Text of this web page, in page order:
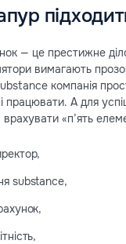
— це престижне
вимагають
компанія
працювати. А для
«п’ять
substance,